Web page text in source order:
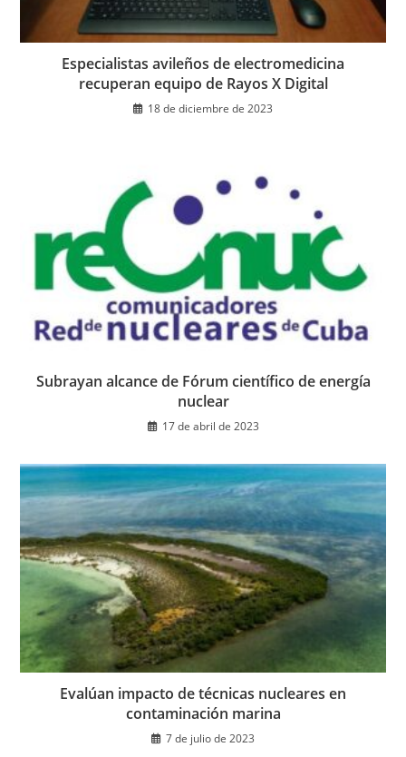
Especialistas avileños de electromedicina
recuperan equipo de Rayos X Digital
18 de diciembre de 2023
Subrayan alcance de Fórum científico de energía
nuclear
17 de abril de 2023
Evalúan impacto de técnicas nucleares en
contaminación marina
7 de julio de 2023